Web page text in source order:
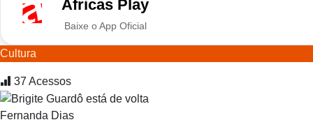
Áfricas Play
Baixe o App Oficial
Cultura
37 Acessos
Fernanda Dias